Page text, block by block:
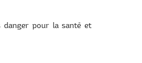
danger pour la santé et